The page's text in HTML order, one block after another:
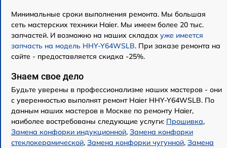
Минимальные сроки выполнения ремонта. Мы большая
сеть мастерских техники Haier. Мы имеем более 20 тыс.
запчастей. И возможно на наших складах уже имеется
запчасть на модель HHY-Y64WSLB. При заказе ремонта на
сайте - предоставляется скидка -25%.
Знаем свое дело
Будьте уверены в профессионализме наших мастеров - они
с уверенностью выполнят ремонт Haier HHY-Y64WSLB. По
данным наших мастеров в Москве по ремонту Haier,
наиболее востребованы следующие услуги: Прошивка,
Замена конфорки индукционной, Замена конфорки
стеклокерамической, Замена конфорки чугунной, Замена